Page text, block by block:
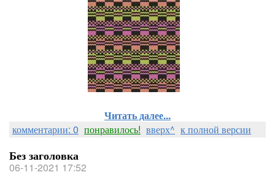
Читать далее...
комментарии: 0 понравилось! вверх^ к полной версии
Без заголовка
06-11-2021 17:52